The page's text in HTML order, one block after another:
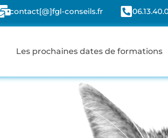
contact[@]fgl-conseils.fr
Les prochaines dates de formations